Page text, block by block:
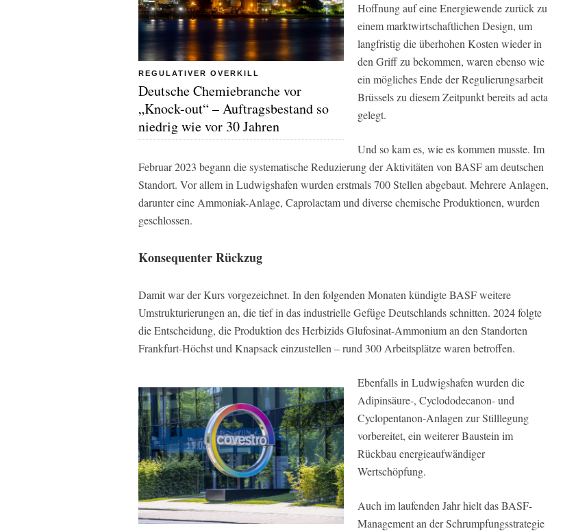
REGULATIVER OVERKILL
Deutsche Chemiebranche vor
„Knock-out“ – Auftragsbestand so
niedrig wie vor 30 Jahren
Hoffnung auf eine Energiewende zurück zu
einem marktwirtschaftlichen Design, um
langfristig die überhohen Kosten wieder in
den Griff zu bekommen, waren ebenso wie
ein mögliches Ende der Regulierungsarbeit
Brüssels zu diesem Zeitpunkt bereits ad acta
gelegt.
Und so kam es, wie es kommen musste. Im
Februar 2023 begann die systematische Reduzierung der Aktivitäten von BASF am deutschen
Standort. Vor allem in Ludwigshafen wurden erstmals 700 Stellen abgebaut. Mehrere Anlagen,
darunter eine Ammoniak-Anlage, Caprolactam und diverse chemische Produktionen, wurden
geschlossen.
Konsequenter Rückzug
Damit war der Kurs vorgezeichnet. In den folgenden Monaten kündigte BASF weitere
Umstrukturierungen an, die tief in das industrielle Gefüge Deutschlands schnitten. 2024 folgte
die Entscheidung, die Produktion des Herbizids Glufosinat-Ammonium an den Standorten
Frankfurt-Höchst und Knapsack einzustellen – rund 300 Arbeitsplätze waren betroffen.
Ebenfalls in Ludwigshafen wurden die
Adipinsäure-, Cyclododecanon- und
Cyclopentanon-Anlagen zur Stilllegung
vorbereitet, ein weiterer Baustein im
Rückbau energieaufwändiger
Wertschöpfung.
Auch im laufenden Jahr hielt das BASF-
Management an der Schrumpfungsstrategie